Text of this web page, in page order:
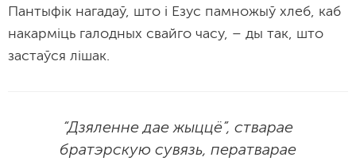
Пантыфік нагадаў, што і Езус памножыў хлеб, каб
накарміць галодных свайго часу, – ды так, што
застаўся лішак.
“Дзяленне дае жыццё”, стварае
братэрскую сувязь, ператварае